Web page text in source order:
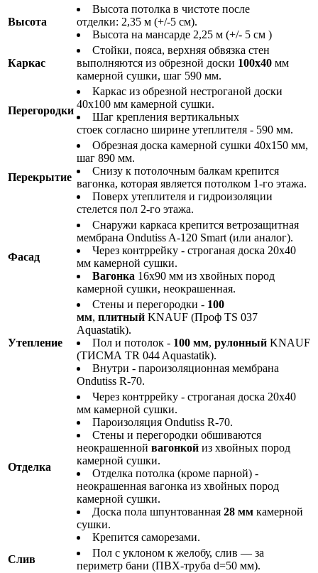
Высота
Высота потолка в чистоте после
отделки: 2,35 м (+/-5 см).
Высота на мансарде 2,25 м (+/- 5 см )
Каркас
Стойки, пояса, верхняя обвязка стен
выполняются из обрезной доски 100х40 мм
камерной сушки, шаг 590 мм.
Перегородки
Каркас из обрезной нестроганой доски
40х100 мм камерной сушки.
Шаг крепления вертикальных
стоек согласно ширине утеплителя - 590 мм.
Перекрытие
Обрезная доска камерной сушки 40х150 мм,
шаг 890 мм.
Снизу к потолочным балкам крепится
вагонка, которая является потолком 1-го этажа.
Поверх утеплителя и гидроизоляции
стелется пол 2-го этажа.
Фасад
Снаружи каркаса крепится ветрозащитная
мембрана Ondutiss A-120 Smart (или аналог).
Через контррейку - строганая доска 20х40
мм камерной сушки.
Вагонка 16х90 мм из хвойных пород
камерной сушки, неокрашенная.
Утепление
Стены и перегородки - 100
мм, плитный KNAUF (Проф TS 037
Aquastatik).
Пол и потолок - 100 мм, рулонный KNAUF
(ТИСМА TR 044 Aquastatik).
Внутри - пароизоляционная мембрана
Ondutiss R-70.
Отделка
Через контррейку - строганая доска 20х40
мм камерной сушки.
Пароизоляция Ondutiss R-70.
Стены и перегородки обшиваются
неокрашенной вагонкой из хвойных пород
камерной сушки.
Отделка потолка (кроме парной) -
неокрашенная вагонка из хвойных пород
камерной сушки.
Доска пола шпунтованная 28 мм камерной
сушки.
Крепится саморезами.
Слив
Пол с уклоном к желобу, слив — за
периметр бани (ПВХ-труба d=50 мм).